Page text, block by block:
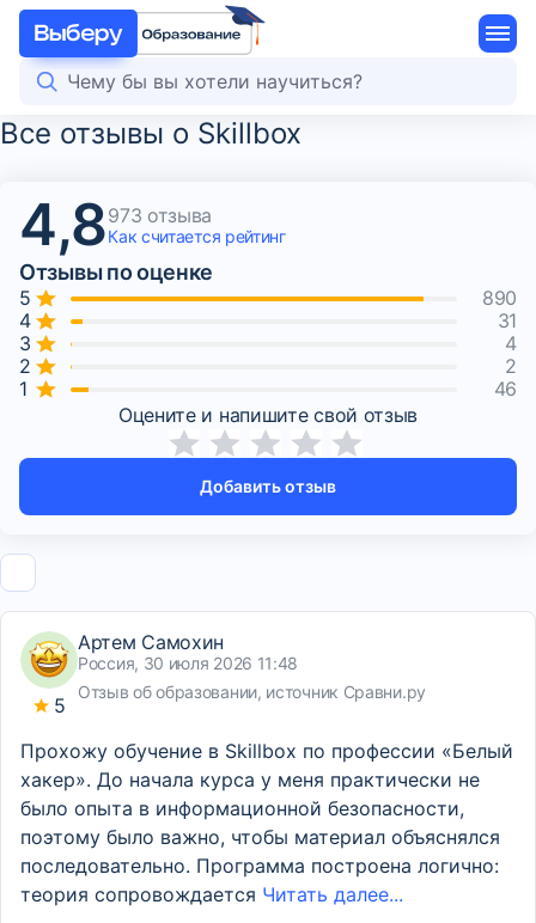
Все отзывы о Skillbox
4,8973 отзыва
Как считается рейтинг
Отзывы по оценке
46
2
4
31
890
Оцените и напишите свой отзыв
Добавить отзыв
5
Артем Самохин
Россия, 30 июля 2026 11:48
Отзыв об образовании, источник Сравни.ру
Прохожу обучение в Skillbox по профессии «Белый
хакер». До начала курса у меня практически не
было опыта в информационной безопасности,
поэтому было важно, чтобы материал объяснялся
последовательно. Программа построена логично:
теория сопровождается Читать далее...